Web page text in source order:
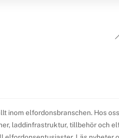
inom elfordonsbranschen. Hos
laddinfrastruktur, tillbehör och